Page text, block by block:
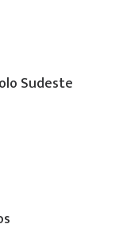
Sudeste